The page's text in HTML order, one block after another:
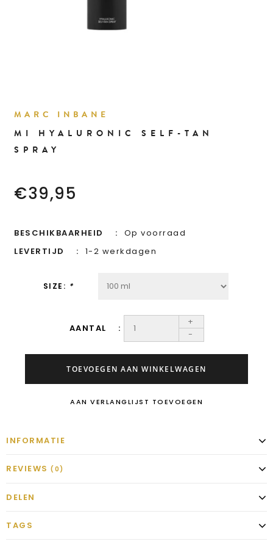
MARC INBANE
MI HYALURONIC SELF-TAN
SPRAY
€39,95
BESCHIKBAARHEID
Op voorraad
LEVERTIJD
1-2 werkdagen
SIZE: *
AANTAL
+
-
TOEVOEGEN AAN WINKELWAGEN
AAN VERLANGLIJST TOEVOEGEN
INFORMATIE
REVIEWS (0)
DELEN
TAGS